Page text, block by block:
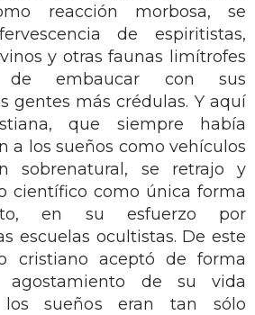
reacción morbosa, se
de espiritistas,
y otras faunas limítrofes
de embaucar con sus
gentes más crédulas. Y aquí
que siempre había
a los sueños como vehículos
sobrenatural, se retrajo y
científico como única forma
en su esfuerzo por
escuelas ocultistas. De este
cristiano aceptó de forma
agostamiento de su vida
sueños eran tan sólo